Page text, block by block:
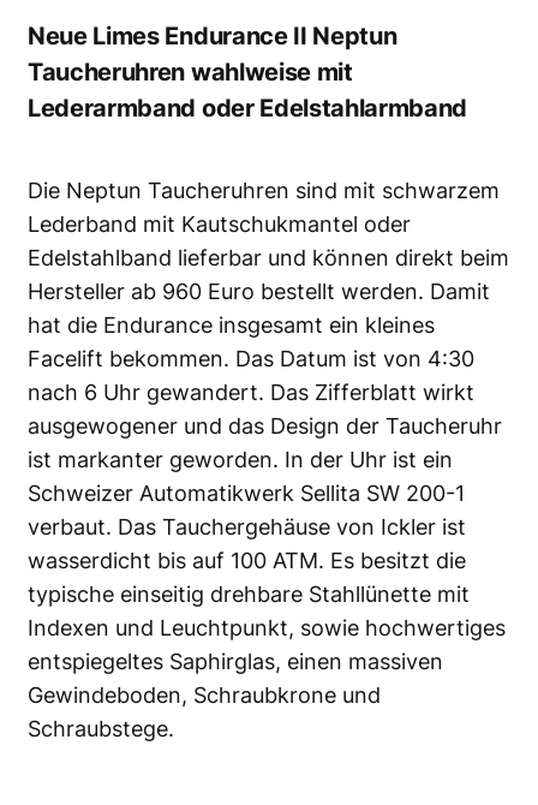
Neue Limes Endurance II Neptun
Taucheruhren wahlweise mit
Lederarmband oder Edelstahlarmband
Die Neptun Taucheruhren sind mit schwarzem
Lederband mit Kautschukmantel oder
Edelstahlband lieferbar und können direkt beim
Hersteller ab 960 Euro bestellt werden. Damit
hat die Endurance insgesamt ein kleines
Facelift bekommen. Das Datum ist von 4:30
nach 6 Uhr gewandert. Das Zifferblatt wirkt
ausgewogener und das Design der Taucheruhr
ist markanter geworden. In der Uhr ist ein
Schweizer Automatikwerk Sellita SW 200-1
verbaut. Das Tauchergehäuse von Ickler ist
wasserdicht bis auf 100 ATM. Es besitzt die
typische einseitig drehbare Stahllünette mit
Indexen und Leuchtpunkt, sowie hochwertiges
entspiegeltes Saphirglas, einen massiven
Gewindeboden, Schraubkrone und
Schraubstege.